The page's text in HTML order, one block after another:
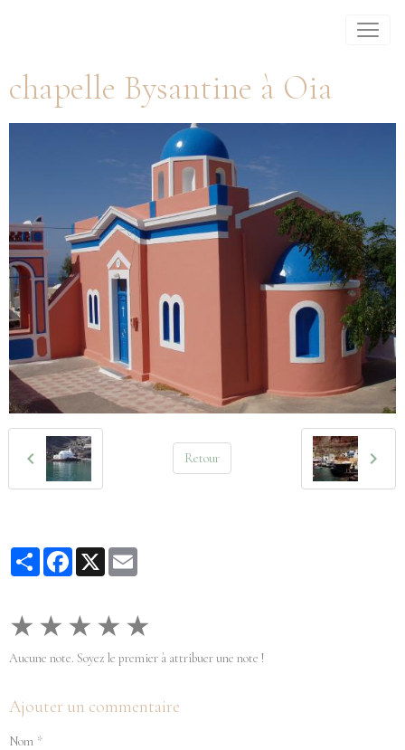
chapelle Bysantine à Oia
Retour
PartagerFacebook
X
★ ★ ★ ★ ★
Aucune note. Soyez le premier à attribuer une note !
Ajouter un commentaire
Nom